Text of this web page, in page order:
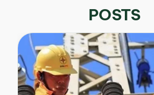
POSTS